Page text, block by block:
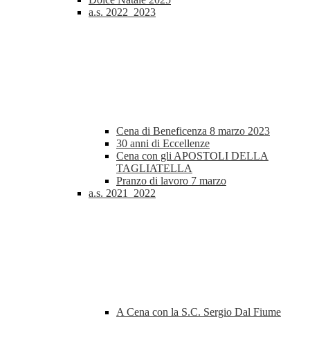
a.s. 2022_2023
Cena di Beneficenza 8 marzo 2023
30 anni di Eccellenze
Cena con gli APOSTOLI DELLA
TAGLIATELLA
Pranzo di lavoro 7 marzo
a.s. 2021_2022
A Cena con la S.C. Sergio Dal Fiume